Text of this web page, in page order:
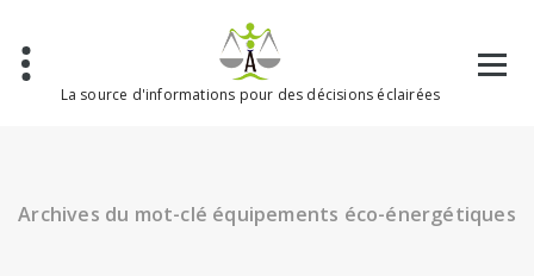
contenu
La source d'informations pour des décisions éclairées
Archives du mot-clé équipements éco-énergétiques